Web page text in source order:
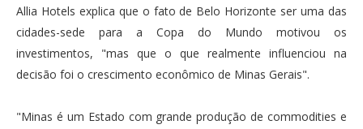
Allia Hotels explica que o fato de Belo Horizonte ser uma das
cidades-sede para a Copa do Mundo motivou os
investimentos, "mas que o que realmente influenciou na
decisão foi o crescimento econômico de Minas Gerais".
"Minas é um Estado com grande produção de commodities e